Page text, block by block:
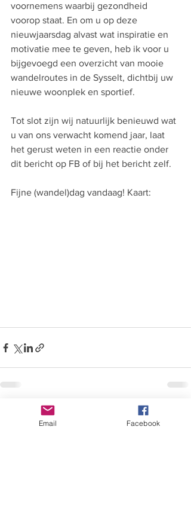
voornemens waarbij gezondheid
voorop staat. En om u op deze
nieuwjaarsdag alvast wat inspiratie en
motivatie mee te geven, heb ik voor u
bijgevoegd een overzicht van mooie
wandelroutes in de Sysselt, dichtbij uw
nieuwe woonplek en sportief.
Tot slot zijn wij natuurlijk benieuwd wat
u van ons verwacht komend jaar, laat
het gerust weten in een reactie onder
dit bericht op FB of bij het bericht zelf.
Fijne (wandel)dag vandaag! Kaart:
Recente blogposts Alles weergeven
Email Facebook